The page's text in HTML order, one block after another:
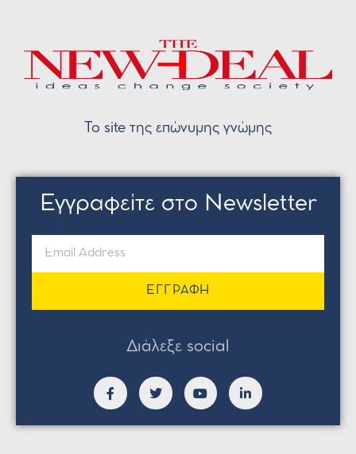
Το site της επώνυμης γνώμης
Εγγραφείτε στο Newsletter
ΕΓΓΡΑΦΗ
Διάλεξε social